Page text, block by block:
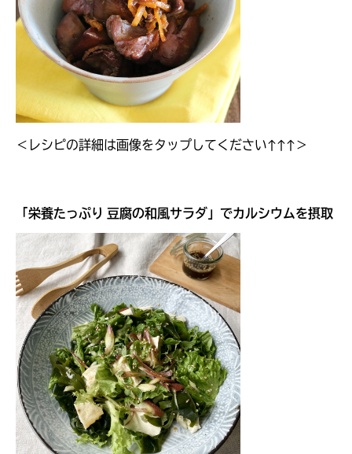
＜レシピの詳細は画像をタップしてください↑↑↑＞
「 栄養たっぷり 豆腐の和風サラダ 」でカルシウムを摂取